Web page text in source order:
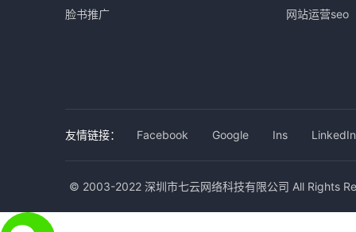
脸书推广 网站运营seo
友情链接： Facebook Google Ins LinkedIn
© 2003-2022 深圳市七云网络科技有限公司 All Rights